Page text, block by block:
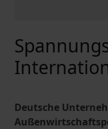
Deutsche